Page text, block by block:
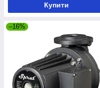
Купити
–16%